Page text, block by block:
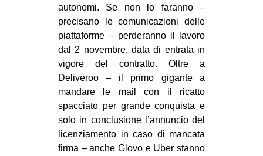
ANTIFASCISMO
DIRITTO ALL’ABITARE
GENERI
MIGRAZIONI
PRECARIATO
REPRESSIONE
STUDENTI
autonomi. Se non lo faranno –
precisano le comunicazioni delle
piattaforme – perderanno il lavoro
dal 2 novembre, data di entrata in
vigore del contratto. Oltre a
Deliveroo – il primo gigante a
mandare le mail con il ricatto
spacciato per grande conquista e
solo in conclusione l’annuncio del
licenziamento in caso di mancata
firma – anche Glovo e Uber stanno